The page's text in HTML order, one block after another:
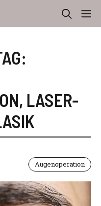
, LASER-
Augenoperation